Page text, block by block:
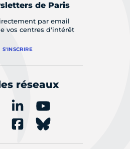
de Paris
par email
vos centres d'intérêt
S'INSCRIRE
réseaux